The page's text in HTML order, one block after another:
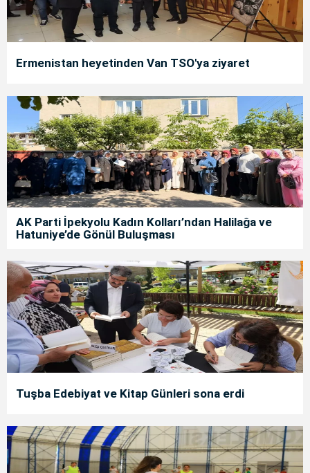
Ermenistan heyetinden Van TSO'ya ziyaret
AK Parti İpekyolu Kadın Kolları’ndan Halilağa ve
Hatuniye’de Gönül Buluşması
Tuşba Edebiyat ve Kitap Günleri sona erdi